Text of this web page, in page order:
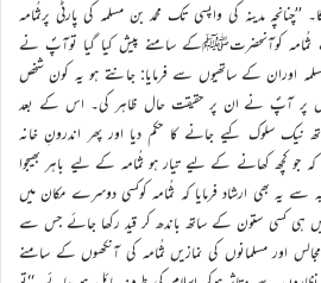
مدینہ کی واپسی تک محمد بن مسلمہ کی پارٹی پرثُمَامہ
جب ثُمَامہ کوآنحضرتﷺکے سامنے پیش کیا گیا توآپؐ نے
اوران کے ساتھیوں سے فرمایا: جانتے ہو یہ کون شخص
جس پر آپؐ نے ان پر حقیقت حال ظاہر کی۔ اس کے بعد
سلوک کیے جانے کا حکم دیا اور پھر اندرونِ خانہ
جو کچھ کھانے کے لیے تیار ہو ثُمَامہ کے لیے باہر بھیجوا
بھی ارشاد فرمایا کہ ثُمَامہ کوکسی دوسرے مکان میں
ہی کسی ستون کے ساتھ باندھ کر قید رکھا جائے جس سے
اور مسلمانوں کی نمازیں ثُمَامہ کی آنکھوں کے سامنے